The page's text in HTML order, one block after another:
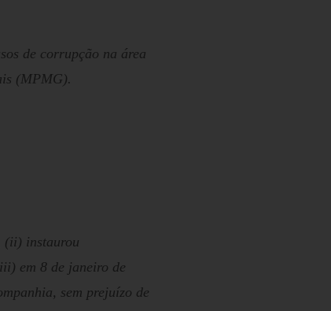
de corrupção na área
(MPMG).
(ii) instaurou
em 8 de janeiro de
sem prejuízo de